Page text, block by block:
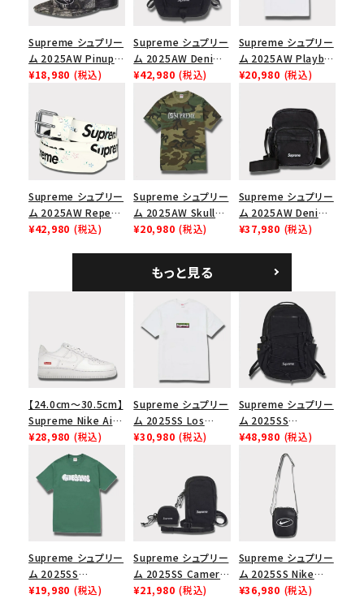
Supreme シュプリー
ム 2025AW Pinup
Mesh Back 5-Panel
ュバック 5パネルキャ
ップ トゥルーティン
バーHTC フォールカ
¥18,980 (税込)
Supreme シュプリー
ム 2025AW Denim
Backpack デニム バ
ックパック ブラック
¥42,980 (税込)
Supreme シュプリー
ム 2025AW Playboi
Carti Tee プレイボ
¥20,980 (税込)
Supreme シュプリー
ム 2025AW Repeat
Leather Belt リピー
¥42,980 (税込)
Supreme シュプリー
ム 2025AW Skull
Tee スカル Tシャ
¥20,980 (税込)
Supreme シュプリー
ム 2025AW Denim
Shoulder Bag デニ
¥37,980 (税込)
もっと見る
【24.0cm～30.5cm】
Supreme Nike Air
Force 1 Low シュプ
リーム ナイキエアフォ
ース１スニーカー シ
ューズ ホワイト
¥28,980 (税込)
Supreme シュプリー
ム 2025SS Los
Angeles Fire Relief
スロゴTシャツ ホワ
¥30,980 (税込)
Supreme シュプリー
ム 2025SS
Backpack バックパッ
ク ブラック 黒
¥48,980 (税込)
Supreme シュプリー
ム 2025SS
Homerun Tee ホー
¥19,980 (税込)
Supreme シュプリー
ム 2025SS Camera
Bag + Mini Pouch
¥21,980 (税込)
Supreme シュプリー
ム 2025SS Nike
Leather Shoulder
¥36,980 (税込)